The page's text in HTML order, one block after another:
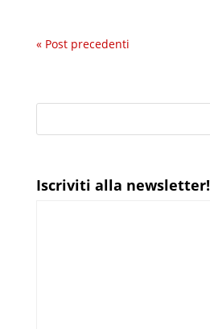
« Post precedenti
Iscriviti alla newsletter!